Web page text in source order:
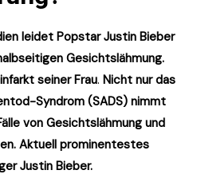
leidet Popstar Justin Bieber
Gesichtslähmung.
seiner Frau. Nicht nur das
Syndrom (SADS) nimmt
von Gesichtslähmung und
Aktuell prominentestes
Justin Bieber.